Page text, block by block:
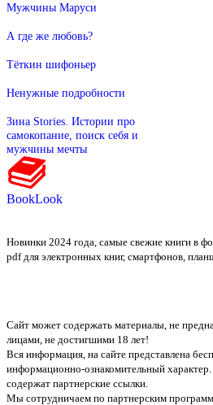
Мужчины Маруси
А где же любовь?
Тёткин шифоньер
Ненужные подробности
Зина Stories. Истории про
самокопание, поиск себя и
мужчины мечты
BookLook
Новинки 2024 года, самые свежие книги в
pdf для электронных книг, смартфонов,
Сайт может содержать материалы, не
лицами, не достигшими 18 лет!
Вся информация, на сайте представлена
информационно-ознакомительный
содержат партнерские ссылки.
Мы сотрудничаем по партнерским